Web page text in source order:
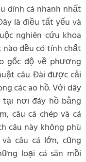
dính cá nhanh nhất
là điều tất yếu và
nghiên cứu khoa
đều có tính chất
gốc độ về phương
câu Đài được cải
các ao hồ. Với dây
nơi đáy hồ bằng
câu cá chép và cá
câu này không phù
câu cá lớn, cũng
loại cá săn mồi